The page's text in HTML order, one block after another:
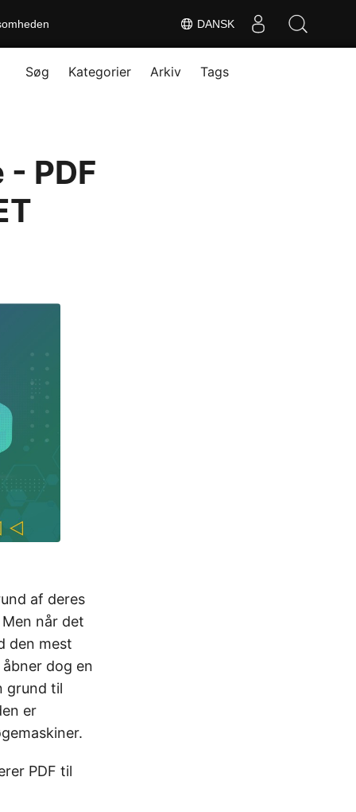
DANSK
Søg Kategorier Arkiv Tags
PDF
af deres
når det
den mest
dog en
grund til
er
PDF til